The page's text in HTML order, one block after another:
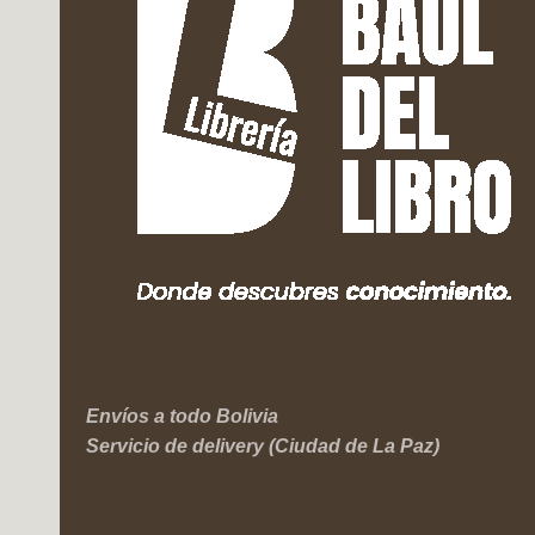
Envíos a todo Bolivia
Servicio de delivery (Ciudad de La Paz)